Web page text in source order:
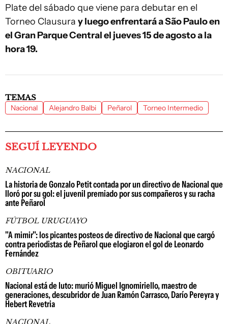
Plate del sábado que viene para debutar en el
Torneo Clausura y luego enfrentará a São Paulo en
el Gran Parque Central el jueves 15 de agosto a la
hora 19.
TEMAS
Nacional Alejandro Balbi Peñarol Torneo Intermedio
SEGUÍ LEYENDO
NACIONAL
La historia de Gonzalo Petit contada por un directivo de Nacional que
lloró por su gol: el juvenil premiado por sus compañeros y su racha
ante Peñarol
FÚTBOL URUGUAYO
"A mimir": los picantes posteos de directivo de Nacional que cargó
contra periodistas de Peñarol que elogiaron el gol de Leonardo
Fernández
OBITUARIO
Nacional está de luto: murió Miguel Ignomiriello, maestro de
generaciones, descubridor de Juan Ramón Carrasco, Darío Pereyra y
Hebert Revetria
NACIONAL